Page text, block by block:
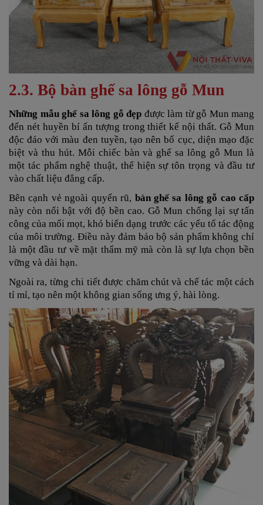
2.3. Bộ bàn ghế sa lông gỗ Mun
Những mẫu ghế sa lông gỗ đẹp được làm từ gỗ Mun mang
đến nét huyền bí ấn tượng trong thiết kế nội thất. Gỗ Mun
độc đáo với màu đen tuyền, tạo nên bố cục, diện mạo đặc
biệt và thu hút. Mỗi chiếc bàn và ghế sa lông gỗ Mun là
một tác phẩm nghệ thuật, thể hiện sự tôn trọng và đầu tư
vào chất liệu đẳng cấp.
Bên cạnh vẻ ngoài quyến rũ, bàn ghế sa lông gỗ cao cấp
này còn nổi bật với độ bền cao. Gỗ Mun chống lại sự tấn
công của mối mọt, khó biến dạng trước các yếu tố tác động
của môi trường. Điều này đảm bảo bộ sản phẩm không chỉ
là một đầu tư về mặt thẩm mỹ mà còn là sự lựa chọn bền
vững và dài hạn.
Ngoài ra, từng chi tiết được chăm chút và chế tác một cách
tỉ mỉ, tạo nên một không gian sống ưng ý, hài lòng.